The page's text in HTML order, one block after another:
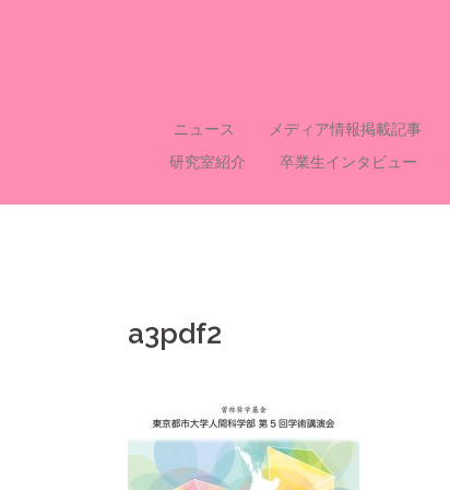
キ
ニュース メディア情報掲載記事
研究室紹介
卒業生インタビュー
a3pdf2